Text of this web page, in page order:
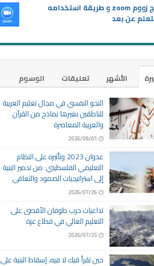
برنامج زووم zoom و طريقة استخدامه
عن بعد
الأشهر تعليقات
الوسوم
النحو النفسي في مجال تعليم العربية
للناطقين بغيرها نماذج من القرآن
والعربية المعاصرة
2026/08/01
عدوان 2023 وتأثيره على النظام
التعليمي الفلسطيني: من تدمير البنية
إلى استراتيجيات الصمود والتعافي
2026/07/26
تداعيات حرب طوفان الأقصى على
التعليم العالي في قطاع غزة
2026/07/25
حين تقرأ فيك لا فيه، إسقاط البنية على